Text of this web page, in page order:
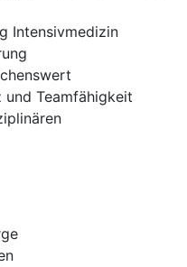
Intensivmedizin
und Teamfähigkeit